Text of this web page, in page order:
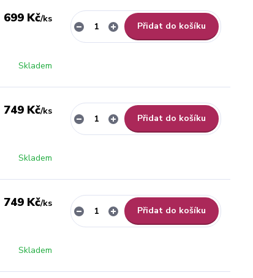
699 Kč/ks
Skladem
Přidat do košíku
749 Kč/ks
Skladem
Přidat do košíku
749 Kč/ks
Skladem
Přidat do košíku